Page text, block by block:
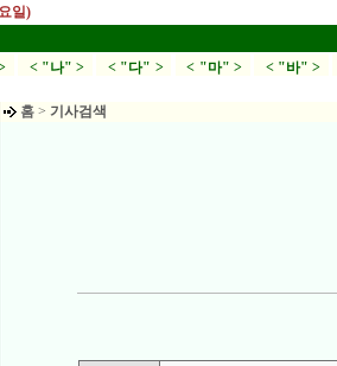
일)
< "나" > < "다" > < "마" > < "바" >
홈 > 기사검색